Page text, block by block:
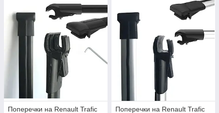
Поперечки на Renault Trafic
Поперечки на Renault Trafic